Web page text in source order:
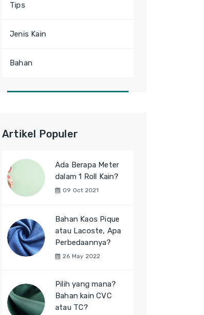
Tips
Jenis Kain
Bahan
Artikel Populer
Ada Berapa Meter
dalam 1 Roll Kain?
09 Oct 2021
Bahan Kaos Pique
atau Lacoste, Apa
Perbedaannya?
26 May 2022
Pilih yang mana?
Bahan kain CVC
atau TC?